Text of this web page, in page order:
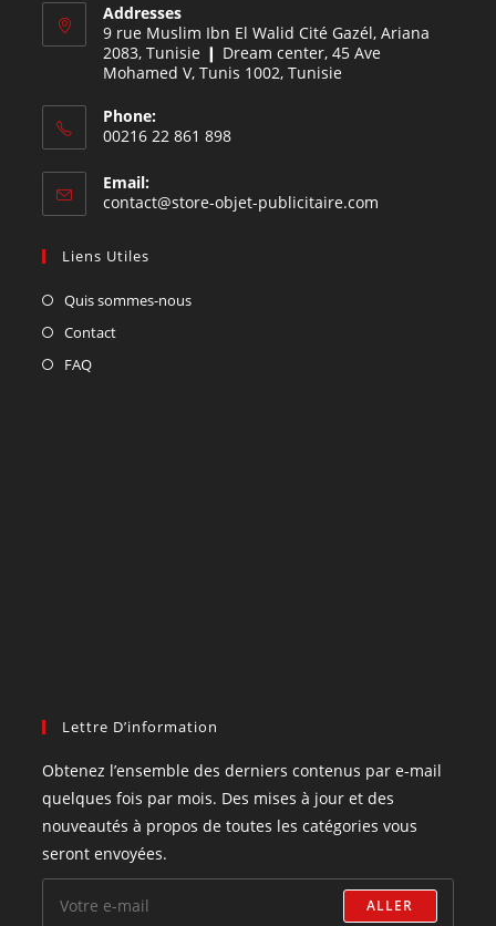
Addresses
9 rue Muslim Ibn El Walid Cité Gazél, Ariana
2083, Tunisie ❙ Dream center, 45 Ave
Mohamed V, Tunis 1002, Tunisie
Phone:
00216 22 861 898
Email:
contact@store-objet-publicitaire.com
Liens Utiles
Quis sommes-nous
Contact
FAQ
Lettre D’information
Obtenez l’ensemble des derniers contenus par e-mail
quelques fois par mois. Des mises à jour et des
nouveautés à propos de toutes les catégories vous
seront envoyées.
ALLER